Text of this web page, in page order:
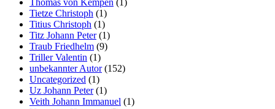
Tietze Christoph (1)
Titius Christoph (1)
Titz Johann Peter(1)
Traub Friedhelm (9)
Triller Valentin (1)
unbekannter Autor(152)
Uncategorized (1)
Uz Johann Peter(1)
Veith Johann Immanuel (1)